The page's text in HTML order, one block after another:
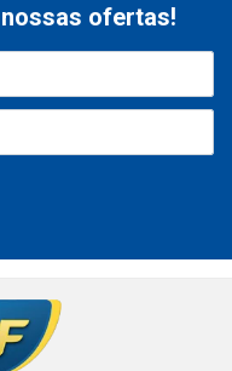
ofertas!